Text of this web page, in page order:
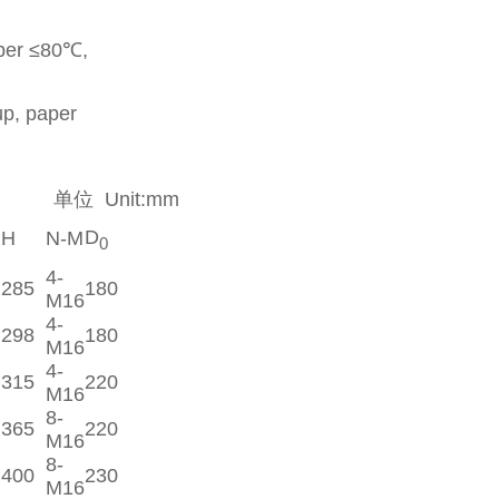
≤80℃,
paper
单位 Unit:mm
H N-MD0
285 4-
M16
180
298 4-
M16
180
315 4-
M16
220
365 8-
M16
220
400 8-
M16
230